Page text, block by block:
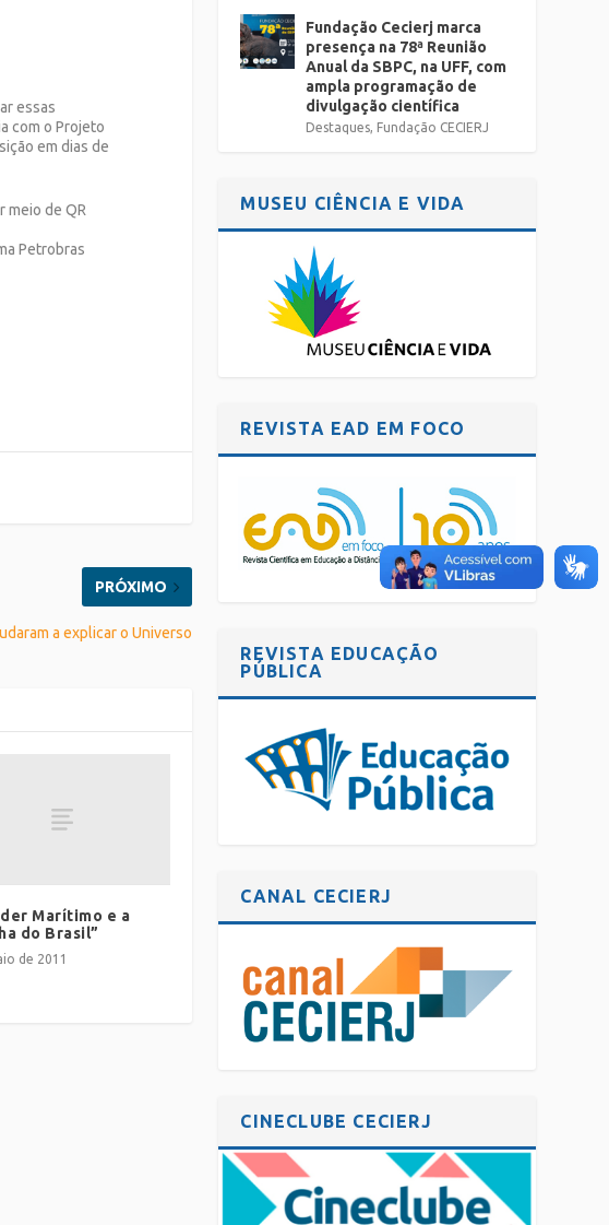
essas
com o Projeto
em dias de
meio de QR
Petrobras
PRÓXIMO
a explicar o Universo
Marítimo e a
do Brasil”
de 2011
Fundação Cecierj marca
presença na 78ª Reunião
Anual da SBPC, na UFF, com
ampla programação de
divulgação científica
Destaques, Fundação CECIERJ
MUSEU CIÊNCIA E VIDA
REVISTA EAD EM FOCO
REVISTA EDUCAÇÃO
PÚBLICA
CANAL CECIERJ
CINECLUBE CECIERJ